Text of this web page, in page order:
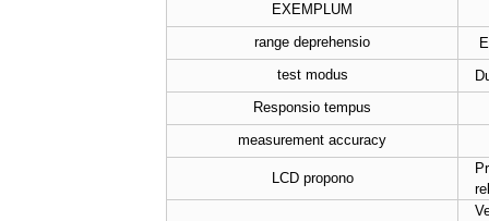
EXEMPLUM
range deprehensio
test modus
Responsio tempus
measurement accuracy
LCD propono